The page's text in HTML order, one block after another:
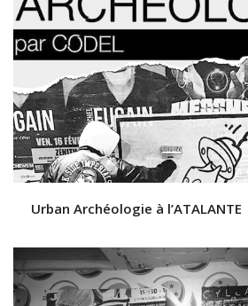
Urban Archéologie à l’ATALANTE